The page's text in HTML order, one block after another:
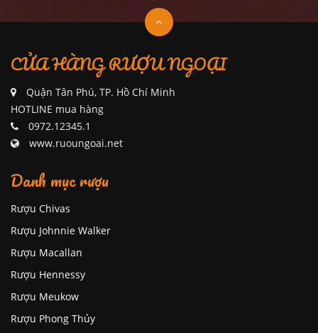
CỬA HÀNG RƯỢU NGOẠI
Quận Tân Phú, TP. Hồ Chí Minh
HOTLINE mua hàng
0972.12345.1
www.ruoungoai.net
Danh mục rượu
Rượu Chivas
Rượu Johnnie Walker
Rượu Macallan
Rượu Hennessy
Rượu Meukow
Rượu Phong Thủy